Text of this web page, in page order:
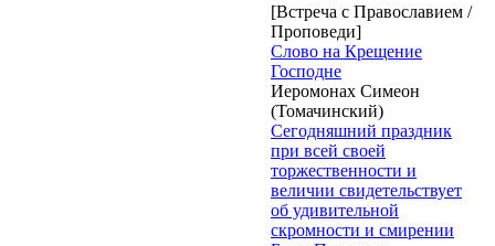
[Встреча с Православием /
Проповеди]
Слово на Крещение
Господне
Иеромонах Симеон
(Томачинский)
Сегодняшний праздник
при всей своей
торжественности и
величии свидетельствует
об удивительной
скромности и смирении